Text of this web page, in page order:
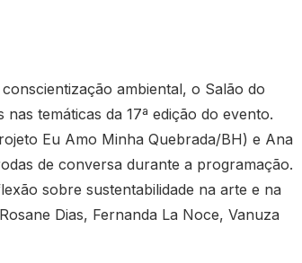
ambiental, o Salão do
temáticas da 17ª edição do evento.
Eu Amo Minha Quebrada/BH) e Ana
de conversa durante a programação.
sobre sustentabilidade na arte e na
Dias, Fernanda La Noce, Vanuza